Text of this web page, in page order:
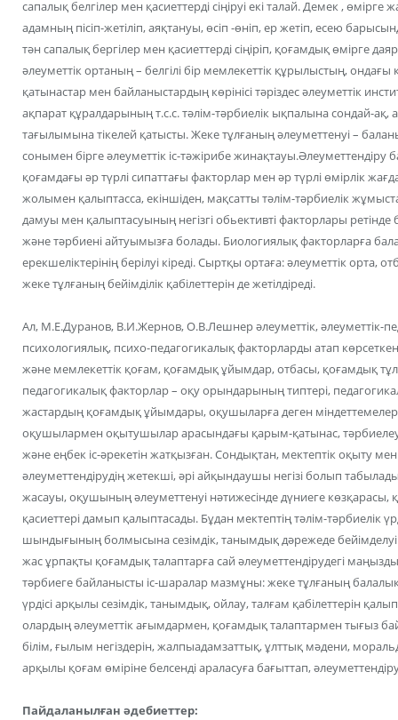
сапалық белгілер мен қасиеттерді сіңіруі екі талай. Демек ,
адамның пісіп-жетіліп, аяқтануы, өсіп -өніп, ер жетіп, есею
тән сапалық бергілер мен қасиеттерді сіңіріп, қоғамдық өмірге
әлеуметтік ортаның – белгілі бір мемлекеттік құрылыстың,
қатынастар мен байланыстардың көрінісі тәріздес әлеуметтік
ақпарат құралдарының т.с.с. тәлім-тәрбиелік ықпалына сондай-ақ,
тағылымына тікелей қатысты. Жеке тұлғаның әлеуметтенуі –
сонымен бірге әлеуметтік іс-тәжірибе
қоғамдағы әр түрлі сипаттағы факторлар мен әр түрлі өмірлік
жолымен қалыптасса, екіншіден, мақсатты тәлім-тәрбиелік
дамуы мен қалыптасуының негізгі обьективті факторлары
және тәрбиені айтуымызға болады. Биологиялық факторларға
ерекшеліктерінің берілуі кіреді. Сыртқы ортаға: әлеуметтік
жеке тұлғаның бейімділік қабілеттерін де жетілдіреді.
Ал, М.Е.Дуранов, В.И.Жернов, О.В.Лешнер әлеуметтік, әлеуметтік-
психологиялық, психо-педагогикалық факторларды атап
және мемлекеттік қоғам, қоғамдық ұйымдар, отбасы, қоғамдық
педагогикалық факторлар – оқу орындарының типтері,
жастардың қоғамдық ұйымдары, оқушыларға деген
оқушылармен оқытушылар арасындағы қарым-қатынас, тәрбиелеу
және еңбек іс-әрекетін жатқызған. Сондықтан, мектептік оқыту
әлеуметтендірудің жетекші, әрі айқындаушы негізі болып
жасауы, оқушының әлеуметтенуі нәтижесінде дүниеге көзқарасы,
қасиеттері дамып қалыптасады. Бұдан мектептің тәлім-тәрбиелік
шындығының болмысына сезімдік, танымдық дәрежеде бейімделуі
жас ұрпақты қоғамдық талаптарға сай әлеуметтендірудегі
тәрбиеге байланысты іс-шаралар мазмұны: жеке тұлғаның
үрдісі арқылы сезімдік, танымдық, ойлау, талғам қабілеттерін
олардың әлеуметтік ағымдармен, қоғамдық талаптармен тығыз
білім, ғылым негіздерін, жалпыадамзаттық, ұлттық мәдени,
арқылы қоғам өміріне белсенді араласуға бағыттап,
Пайдаланылған әдебиеттер: